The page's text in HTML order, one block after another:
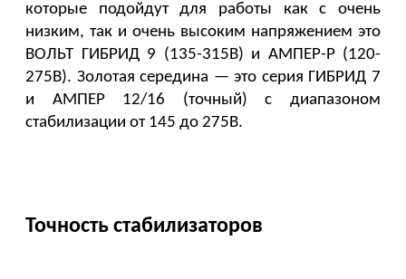
которые подойдут для работы как с очень
низким, так и очень высоким напряжением это
ВОЛЬТ ГИБРИД 9 (135-315В) и АМПЕР-Р (120-
275В). Золотая середина — это серия ГИБРИД 7
и АМПЕР 12/16 (точный) с диапазоном
стабилизации от 145 до 275В.
Точность стабилизаторов